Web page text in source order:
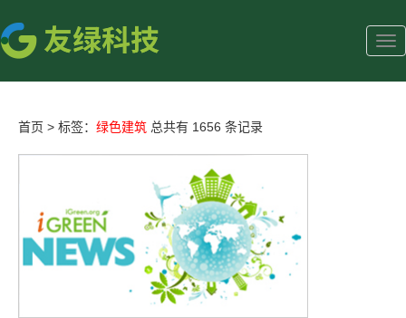
首页 > 标签： 绿色建筑 总共有 1656 条记录